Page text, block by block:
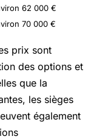
62 000 €
70 000 €
prix sont
des options et
que la
les sièges
également